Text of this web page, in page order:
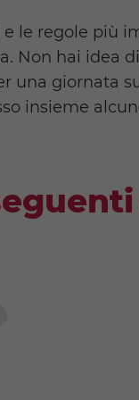
le regole più
Non hai idea
una giornata
insieme